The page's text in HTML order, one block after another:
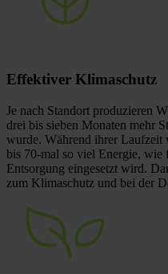
Effektiver Klimaschutz
Je nach Standort produzieren
drei bis sieben Monaten mehr
wurde. Während ihrer Laufzeit
bis 70-mal so viel Energie,
Entsorgung eingesetzt wird.
zum Klimaschutz und bei der